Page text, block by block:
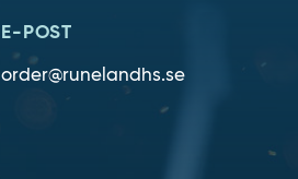
E-POST
order@runelandhs.se